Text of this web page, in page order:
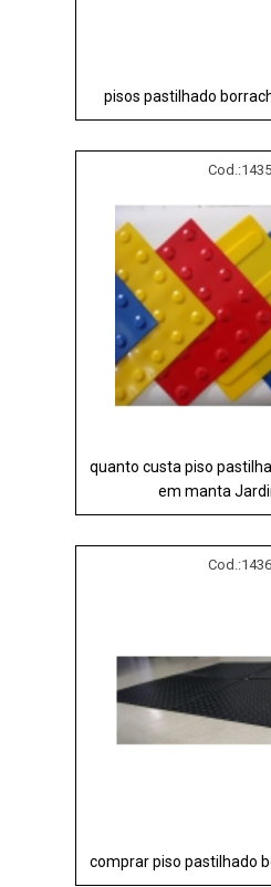
pisos pastilhado
Cod.:
quanto custa piso
em manta
Cod.:
comprar piso pastilhado